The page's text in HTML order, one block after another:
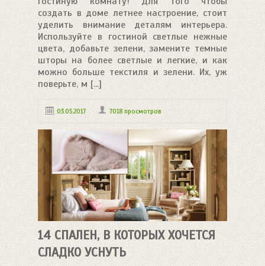
создать в доме летнее настроение, стоит
уделить внимание деталям интерьера.
Используйте в гостиной светлые нежные
цвета, добавьте зелени, замените темные
шторы на более светлые и легкие, и как
можно больше текстиля и зелени. Их, уж
поверьте, м [...]
03.05.2017 7018 просмотров
14 СПАЛЕН, В КОТОРЫХ ХОЧЕТСЯ
СЛАДКО УСНУТЬ